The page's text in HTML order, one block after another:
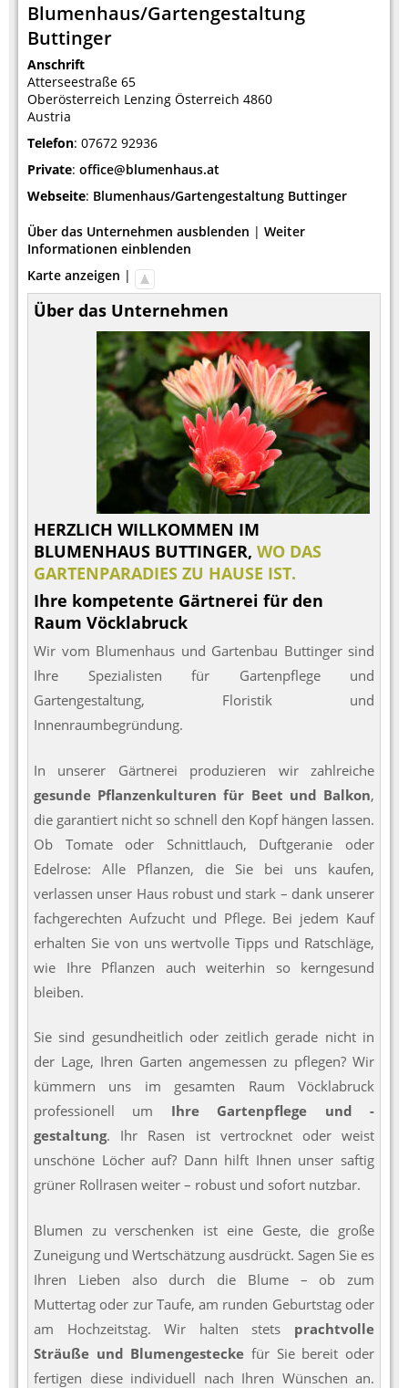
Blumenhaus/Gartengestaltung
Buttinger
Anschrift
Atterseestraße 65
Oberösterreich Lenzing Österreich 4860
Austria
Telefon: 07672 92936
Private: office@blumenhaus.at
Webseite: Blumenhaus/Gartengestaltung Buttinger
Über das Unternehmen ausblenden | Weiter
Informationen einblenden
Karte anzeigen |
Über das Unternehmen
HERZLICH WILLKOMMEN IM
BLUMENHAUS BUTTINGER, WO DAS
GARTENPARADIES ZU HAUSE IST.
Ihre kompetente Gärtnerei für den
Raum Vöcklabruck
Wir vom Blumenhaus und Gartenbau Buttinger sind
Ihre Spezialisten für Gartenpflege und
Gartengestaltung, Floristik und
Innenraumbegründung.
In unserer Gärtnerei produzieren wir zahlreiche
gesunde Pflanzenkulturen für Beet und Balkon,
die garantiert nicht so schnell den Kopf hängen lassen.
Ob Tomate oder Schnittlauch, Duftgeranie oder
Edelrose: Alle Pflanzen, die Sie bei uns kaufen,
verlassen unser Haus robust und stark – dank unserer
fachgerechten Aufzucht und Pflege. Bei jedem Kauf
erhalten Sie von uns wertvolle Tipps und Ratschläge,
wie Ihre Pflanzen auch weiterhin so kerngesund
bleiben.
Sie sind gesundheitlich oder zeitlich gerade nicht in
der Lage, Ihren Garten angemessen zu pflegen? Wir
kümmern uns im gesamten Raum Vöcklabruck
professionell um Ihre Gartenpflege und -
gestaltung. Ihr Rasen ist vertrocknet oder weist
unschöne Löcher auf? Dann hilft Ihnen unser saftig
grüner Rollrasen weiter – robust und sofort nutzbar.
Blumen zu verschenken ist eine Geste, die große
Zuneigung und Wertschätzung ausdrückt. Sagen Sie es
Ihren Lieben also durch die Blume – ob zum
Muttertag oder zur Taufe, am runden Geburtstag oder
am Hochzeitstag. Wir halten stets prachtvolle
Sträuße und Blumengestecke für Sie bereit oder
fertigen diese individuell nach Ihren Wünschen an.